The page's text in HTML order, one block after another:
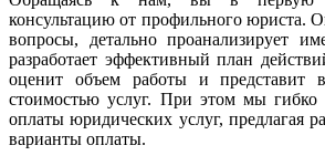
консультацию от профильного юриста.
вопросы, детально проанализирует
разработает эффективный план
оценит объем работы и представит
стоимостью услуг. При этом мы гибко
оплаты юридических услуг, предлагая
варианты оплаты.